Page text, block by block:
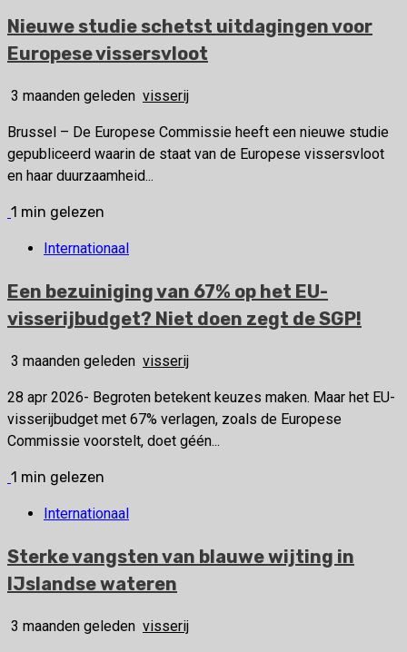
Nieuwe studie schetst uitdagingen voor
Europese vissersvloot
3 maanden geleden visserij
Brussel – De Europese Commissie heeft een nieuwe studie
gepubliceerd waarin de staat van de Europese vissersvloot
en haar duurzaamheid...
1 min gelezen
Internationaal
Een bezuiniging van 67% op het EU-
visserijbudget? Niet doen zegt de SGP!
3 maanden geleden visserij
28 apr 2026- Begroten betekent keuzes maken. Maar het EU-
visserijbudget met 67% verlagen, zoals de Europese
Commissie voorstelt, doet géén...
1 min gelezen
Internationaal
Sterke vangsten van blauwe wijting in
IJslandse wateren
3 maanden geleden visserij